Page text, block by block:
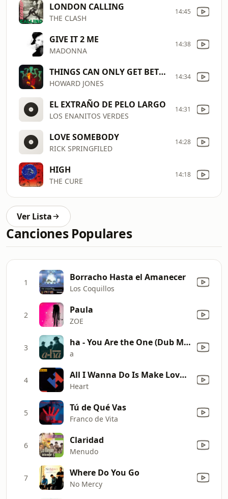
LONDON CALLING
THE CLASH
14:45
GIVE IT 2 ME
MADONNA
14:38
THINGS CAN ONLY GET BETTER
HOWARD JONES
14:34
EL EXTRAÑO DE PELO LARGO
LOS ENANITOS VERDES
14:31
LOVE SOMEBODY
RICK SPRINGFILED
14:28
HIGH
THE CURE
14:18
Ver Lista
Canciones Populares
1 Borracho Hasta el Amanecer
Los Coquillos
2 Paula
ZOE
3 ha - You Are the One (Dub Mix Edit)
a
4 All I Wanna Do Is Make Love to You
Heart
5 Tú de Qué Vas
Franco de Vita
6 Claridad
Menudo
7 Where Do You Go
No Mercy